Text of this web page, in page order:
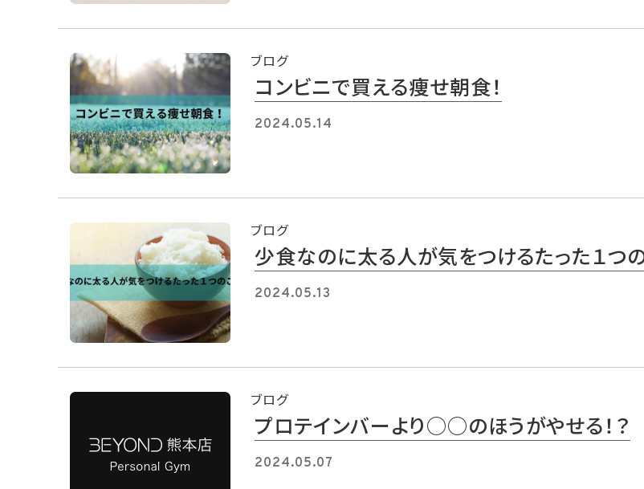
ブログ
コンビニで買える痩せ朝食！
2024.05.14
ブログ
少食なのに太る人が気をつけるたった１つの
2024.05.13
ブログ
プロテインバーより○○のほうがやせる！？
2024.05.07